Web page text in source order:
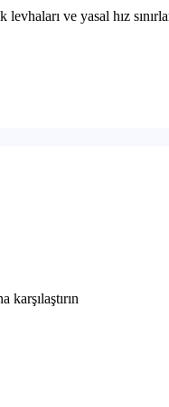
ve yasal hız
karşılaştırın